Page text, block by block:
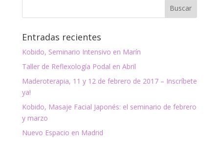
Entradas recientes
Kobido, Seminario Intensivo en Marín
Taller de Reflexología Podal en Abril
Maderoterapia, 11 y 12 de febrero de 2017 – Inscríbete
ya!
Kobido, Masaje Facial Japonés: el seminario de febrero
y marzo
Nuevo Espacio en Madrid